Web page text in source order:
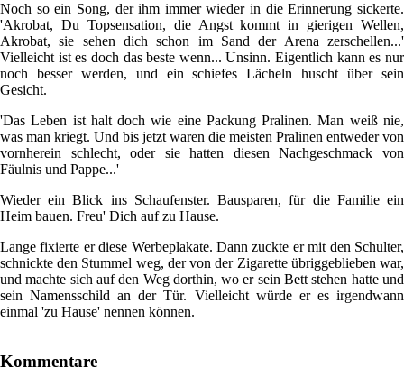
Noch so ein Song, der ihm immer wieder in die Erinnerung sickerte.
'Akrobat, Du Topsensation, die Angst kommt in gierigen Wellen,
Akrobat, sie sehen dich schon im Sand der Arena zerschellen...'
Vielleicht ist es doch das beste wenn... Unsinn. Eigentlich kann es nur
noch besser werden, und ein schiefes Lächeln huscht über sein
Gesicht.
'Das Leben ist halt doch wie eine Packung Pralinen. Man weiß nie,
was man kriegt. Und bis jetzt waren die meisten Pralinen entweder von
vornherein schlecht, oder sie hatten diesen Nachgeschmack von
Fäulnis und Pappe...'
Wieder ein Blick ins Schaufenster. Bausparen, für die Familie ein
Heim bauen. Freu' Dich auf zu Hause.
Lange fixierte er diese Werbeplakate. Dann zuckte er mit den Schulter,
schnickte den Stummel weg, der von der Zigarette übriggeblieben war,
und machte sich auf den Weg dorthin, wo er sein Bett stehen hatte und
sein Namensschild an der Tür. Vielleicht würde er es irgendwann
einmal 'zu Hause' nennen können.
Kommentare